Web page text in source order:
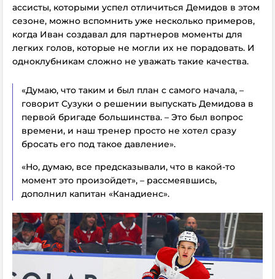
ассисты, которыми успел отличиться Демидов в этом
сезоне, можно вспомнить уже несколько примеров,
когда Иван создавал для партнеров моменты для
легких голов, которые не могли их не порадовать. И
одноклубникам сложно не уважать такие качества.
«Думаю, что таким и был план с самого начала, –
говорит Сузуки о решении выпускать Демидова в
первой бригаде большинства. – Это был вопрос
времени, и наш тренер просто не хотел сразу
бросать его под такое давление».
«Но, думаю, все предсказывали, что в какой-то
момент это произойдет», – рассмеявшись,
дополнил капитан «Канадиенс».